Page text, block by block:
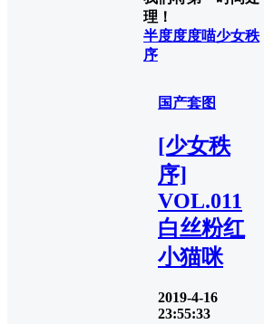
理！
半度度度喵少女秩
序
国产套图
[少女秩
序]
VOL.011
白丝粉红
小猫咪
2019-4-16
23:55:33